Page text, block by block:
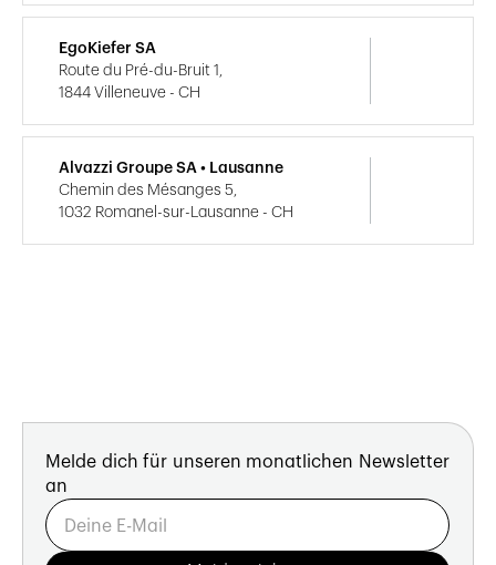
EgoKiefer SA
Route du Pré-du-Bruit 1,
1844 Villeneuve - CH
Alvazzi Groupe SA • Lausanne
Chemin des Mésanges 5,
1032 Romanel-sur-Lausanne - CH
Melde dich für unseren monatlichen Newsletter
an